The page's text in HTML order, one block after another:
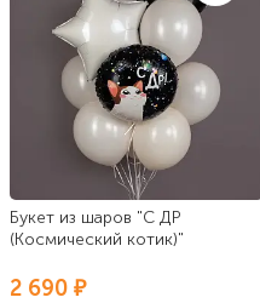
Букет из шаров "С ДР
(Космический котик)"
2 690 ₽